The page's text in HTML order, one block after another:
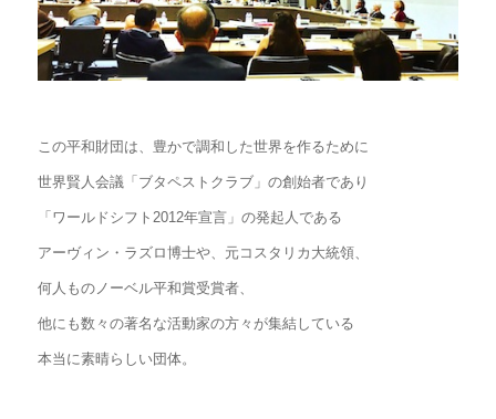
この平和財団は、豊かで調和した世界を作るために
世界賢人会議「ブタペストクラブ」の創始者であり
「ワールドシフト2012年宣言」の発起人である
アーヴィン・ラズロ博士や、元コスタリカ大統領、
何人ものノーベル平和賞受賞者、
他にも数々の著名な活動家の方々が集結している
本当に素晴らしい団体。